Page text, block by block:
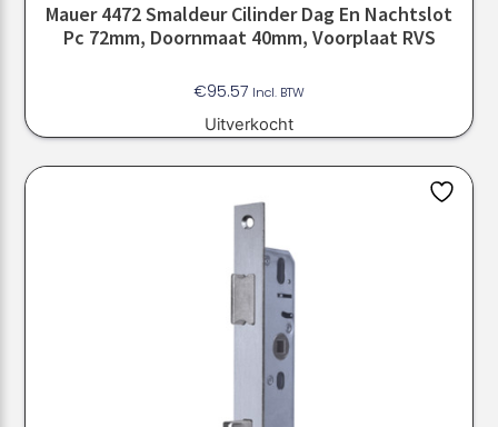
Mauer 4472 Smaldeur Cilinder Dag En Nachtslot
Pc 72mm, Doornmaat 40mm, Voorplaat RVS
€95.57 Incl. BTW
Uitverkocht